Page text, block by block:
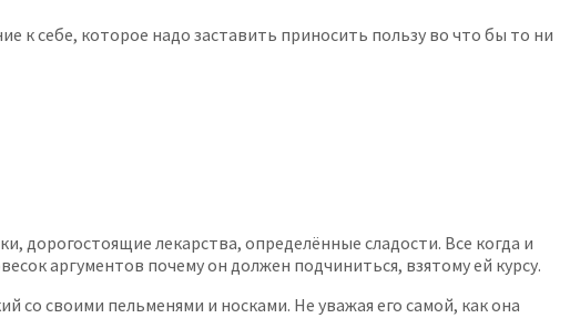
к себе, которое надо заставить приносить пользу во что бы то ни
дорогостоящие лекарства, определённые сладости. Все когда и
аргументов почему он должен подчиниться, взятому ей курсу.
со своими пельменями и носками. Не уважая его самой, как она